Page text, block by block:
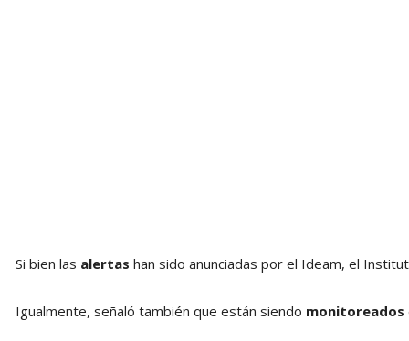
Si bien las alertas han sido anunciadas por el Ideam, el
Igualmente, señaló también que están siendo monitoreados